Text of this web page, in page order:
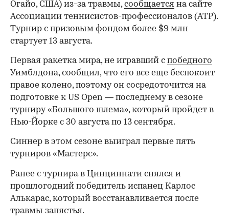
Огайо, США) из-за травмы,сообщается на сайте
Ассоциации теннисистов-профессионалов (ATP).
Турнир с призовым фондом более $9 млн
стартует 13 августа.
Первая ракетка мира, не игравший с победного
Уимблдона, сообщил, что его все еще беспокоит
правое колено, поэтому он сосредоточится на
подготовке к US Open — последнему в сезоне
турниру «Большого шлема», который пройдет в
Нью-Йорке с 30 августа по 13 сентября.
Синнер в этом сезоне выиграл первые пять
турниров «Мастерс».
Ранее с турнира в Цинциннати снялся и
прошлогодний победитель испанец Карлос
Алькарас, который восстанавливается после
травмы запястья.